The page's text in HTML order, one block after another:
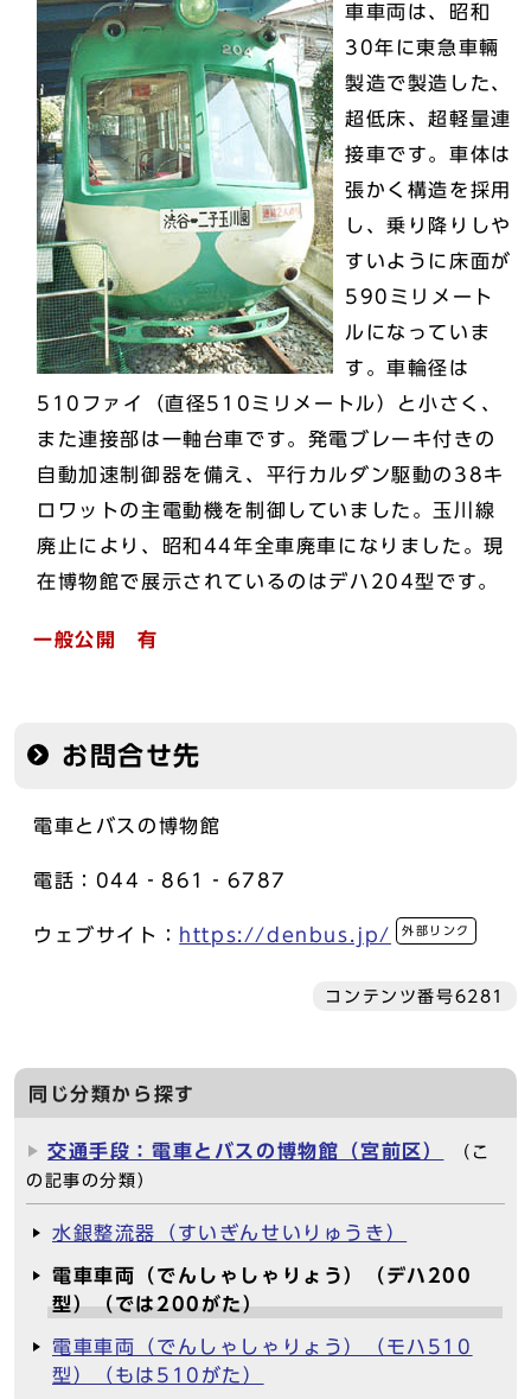
車車両は、昭和
30年に東急車輛
製造で製造した、
超低床、超軽量連
接車です。車体は
張かく構造を採用
し、乗り降りしや
すいように床面が
590ミリメート
ルになっていま
す。車輪径は
510ファイ（直径510ミリメートル）と小さく、
また連接部は一軸台車です。発電ブレーキ付きの
自動加速制御器を備え、平行カルダン駆動の38キ
ロワットの主電動機を制御していました。玉川線
廃止により、昭和44年全車廃車になりました。現
在博物館で展示されているのはデハ204型です。
一般公開 有
お問合せ先
電車とバスの博物館
電話：044‐861‐6787
ウェブサイト： https://denbus.jp/ 外部リンク
コンテンツ番号6281
同じ分類から探す
交通手段：電車とバスの博物館（宮前区）
（こ
の記事の分類）
水銀整流器（すいぎんせいりゅうき）
電車車両（でんしゃしゃりょう）（デハ200
型）（では200がた）
電車車両（でんしゃしゃりょう）（モハ510
型）（もは510がた）